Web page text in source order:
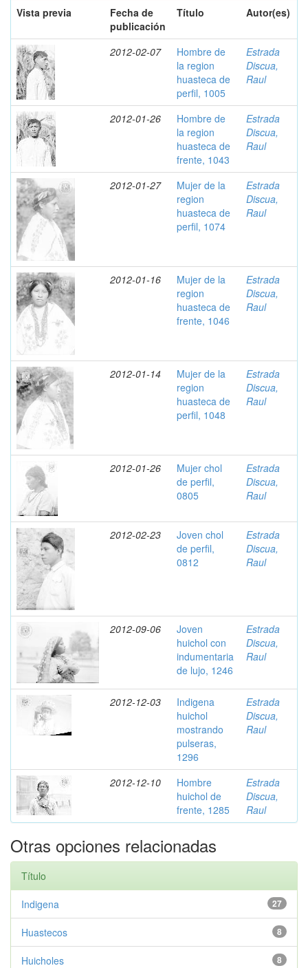
Vista previa
Fecha de
publicación
Título Autor(es)
2012-02-07
Hombre de
la region
huasteca de
perfil, 1005
Estrada
Discua,
Raul
2012-01-26
Hombre de
la region
huasteca de
frente, 1043
Estrada
Discua,
Raul
2012-01-27
Mujer de la
region
huasteca de
perfil, 1074
Estrada
Discua,
Raul
2012-01-16
Mujer de la
region
huasteca de
frente, 1046
Estrada
Discua,
Raul
2012-01-14
Mujer de la
region
huasteca de
perfil, 1048
Estrada
Discua,
Raul
2012-01-26
Mujer chol
de perfil,
0805
Estrada
Discua,
Raul
2012-02-23
Joven chol
de perfil,
0812
Estrada
Discua,
Raul
2012-09-06
Joven
huichol con
indumentaria
de lujo, 1246
Estrada
Discua,
Raul
2012-12-03
Indigena
huichol
mostrando
pulseras,
1296
Estrada
Discua,
Raul
2012-12-10
Hombre
huichol de
frente, 1285
Estrada
Discua,
Raul
Otras opciones relacionadas
Título
27
Indigena
8
Huastecos
8
Huicholes